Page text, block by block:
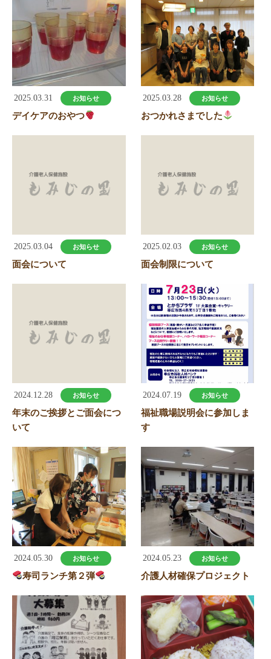
2025.03.31 お知らせ
デイケアのおやつ
2025.03.28 お知らせ
おつかれさまでした
2025.03.04 お知らせ
面会について
2025.02.03 お知らせ
面会制限について
2024.12.28 お知らせ
年末のご挨拶とご面会につ
いて
2024.07.19 お知らせ
福祉職場説明会に参加しま
す
2024.05.30 お知らせ
寿司ランチ第２弾
2024.05.23 お知らせ
介護人材確保プロジェクト